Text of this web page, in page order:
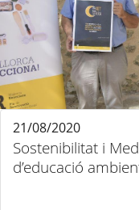
Sostenibilitat i
d’educació
21/08/2020